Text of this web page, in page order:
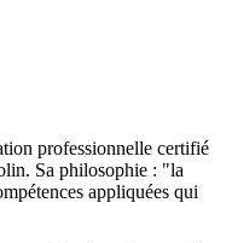
professionnelle certifié
Sa philosophie : "la
appliquées qui